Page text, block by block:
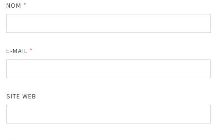
NOM *
E-MAIL *
SITE WEB